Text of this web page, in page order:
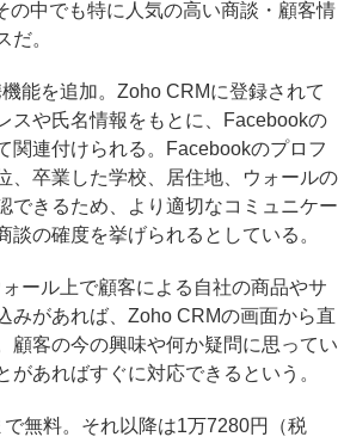
の中でも特に人気の高い商談・顧客情
だ。
能を追加。Zoho CRMに登録されて
スや氏名情報をもとに、Facebookの
関連付けられる。Facebookのプロフ
、卒業した学校、居住地、ウォールの
できるため、より適切なコミュニケー
談の確度を挙げられるとしている。
ール上で顧客による自社の商品やサ
みがあれば、Zoho CRMの画面から直
顧客の今の興味や何か疑問に思ってい
があればすぐに対応できるという。
無料。それ以降は1万7280円（税